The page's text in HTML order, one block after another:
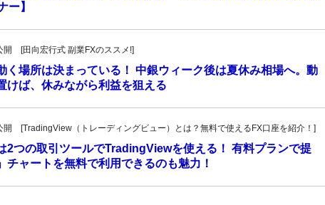
ー】
開 [田向宏行式 副業FXのススメ!]
く場所は決まっている！ 中銀ウィーク後は夏休み相場へ。動
けば、休みながら利益を狙える
[TradingView（トレーディングビュー）とは？無料で使えるFX口座を紹介！]
2つの取引ツールでTradingViewを使える！ 有料プランで提
チャートを無料で利用できるのも魅力！